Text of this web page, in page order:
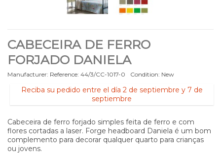
CABECEIRA DE FERRO
FORJADO DANIELA
Manufacturer: Reference: 44/3/CC-1017-0 Condition: New
Reciba su pedido entre el día 2 de septiembre y 7 de
septiembre
Cabeceira de ferro forjado simples feita de ferro e com
flores cortadas a laser. Forge headboard Daniela é um bom
complemento para decorar qualquer quarto para crianças
ou jovens.